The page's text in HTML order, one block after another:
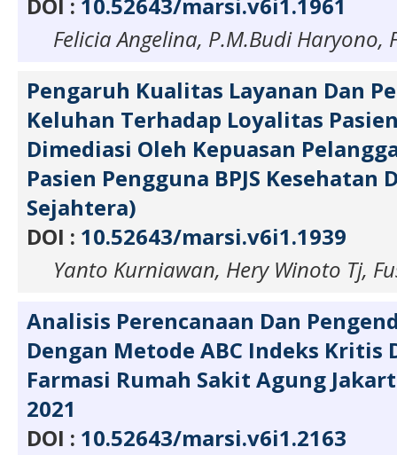
DOI : 10.52643/marsi.v6i1.1961
Felicia Angelina, P.M.Budi Haryono,
Pengaruh Kualitas Layanan Dan
Keluhan Terhadap Loyalitas Pasien
Dimediasi Oleh Kepuasan
Pasien Pengguna BPJS Kesehatan
Sejahtera)
DOI : 10.52643/marsi.v6i1.1939
Yanto Kurniawan, Hery Winoto Tj,
Analisis Perencanaan Dan
Dengan Metode ABC Indeks Kritis
Farmasi Rumah Sakit Agung
2021
DOI : 10.52643/marsi.v6i1.2163